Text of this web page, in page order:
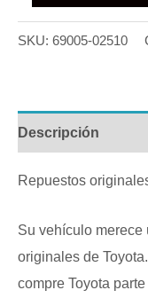
SKU: 69005-02510
Descripción
Repuestos
Su vehículo
originales de
compre Toyota